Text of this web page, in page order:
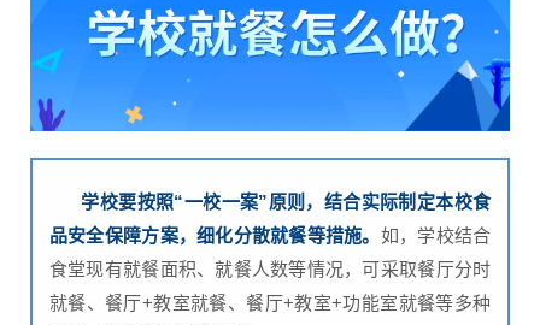
学校要按照“一校一案”原则，结合实际制定本校食
品安全保障方案，细化分散就餐等措施。 如，学校结合
食堂现有就餐面积、就餐人数等情况，可采取餐厅分时
就餐、餐厅+教室就餐、餐厅+教室+功能室就餐等多种